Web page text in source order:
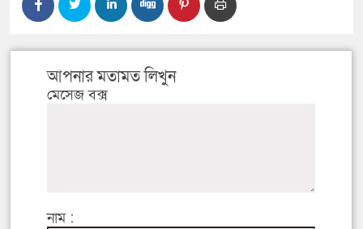
আপনার মতামত লিখুন
মেসেজ বক্স
নাম :